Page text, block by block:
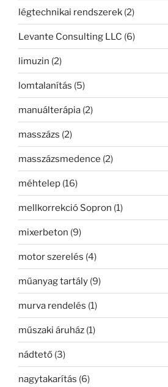
légtechnikai rendszerek (2)
Levante Consulting LLC (6)
limuzin (2)
lomtalanítás (5)
manuálterápia (2)
masszázs (2)
masszázsmedence (2)
méhtelep (16)
mellkorrekció Sopron (1)
mixerbeton (9)
motor szerelés (4)
műanyag tartály (9)
murva rendelés (1)
műszaki áruház (1)
nádtető (3)
nagytakarítás (6)